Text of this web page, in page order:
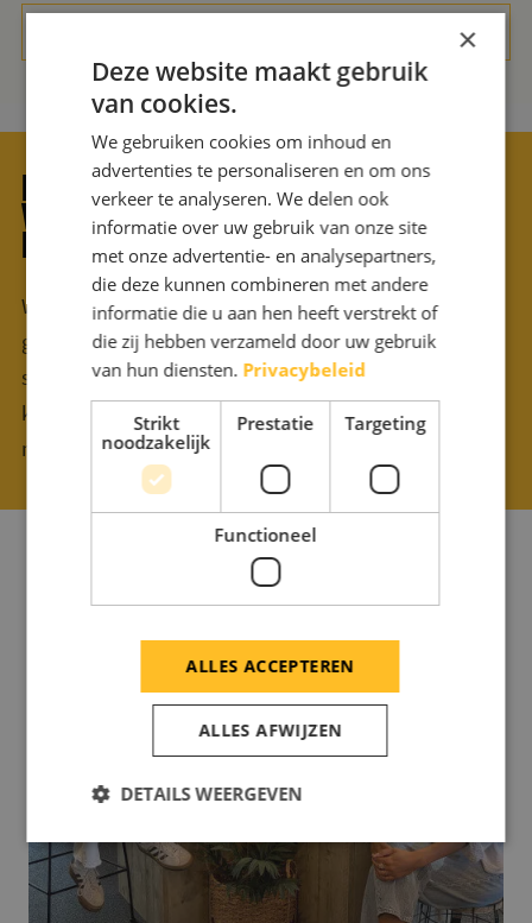
HULP NODIG?
WIJ HELPEN GRAAG
MET KIEZEN
We staan altijd voor je klaar om samen op zoek te
gaan naar de perfecte gift. Zeker wanneer je een
strakke deadline hebt kan advies goed van pas
komen. Aarzel daarom niet om contact met ons op te
nemen; we zetten graag een stapje extra voor je.
×
Deze website maakt gebruik
van cookies.
We gebruiken cookies om inhoud en
advertenties te personaliseren en om ons
verkeer te analyseren. We delen ook
informatie over uw gebruik van onze site
met onze advertentie- en analysepartners,
die deze kunnen combineren met andere
informatie die u aan hen heeft verstrekt of
die zij hebben verzameld door uw gebruik
van hun diensten. Privacybeleid
Strikt
noodzakelijk
Prestatie Targeting
Functioneel
ALLES ACCEPTEREN
ALLES AFWIJZEN
DETAILS WEERGEVEN